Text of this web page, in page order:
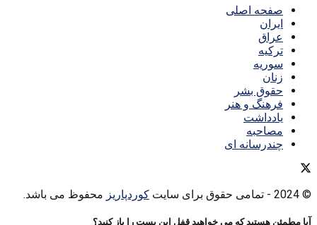
صفحه اصلی
ایران
عراق
ترکیه
سوریه
زنان
حقوق بشر
فرهنگ و هنر
یادداشت
مصاحبه
چندرسانه ای
© 2024 - تمامی حقوق برای سایت کوردپاریز محفوظ می باشد.
آیا مطمئن هستید که می خواهید قفل این پست را باز کنید؟